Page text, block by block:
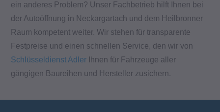
ein anderes Problem? Unser Fachbetrieb hilft Ihnen bei
der Autoöffnung in Neckargartach und dem Heilbronner
Raum kompetent weiter. Wir stehen für transparente
Festpreise und einen schnellen Service, den wir von
Schlüsseldienst Adler Ihnen für Fahrzeuge aller
gängigen Baureihen und Hersteller zusichern.